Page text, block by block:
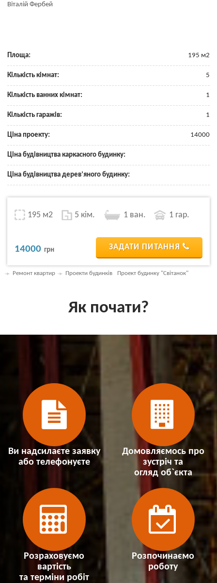
Віталій Фербей
Площа: 195 м2
Кількість кімнат: 5
Кількість ванних кімнат: 1
Кількість гаражів: 1
Ціна проекту: 14000
Ціна будівництва каркасного будинку:
Ціна будівництва дерев’яного будинку:
195 м2 5 кім. 1 ван. 1 гар.
14000 грн ЗАДАТИ ПИТАННЯ
Ремонт квартир Проекти будинків Проект будинку "Світанок"
Як почати?
Ви надсилаєте заявку
або телефонуєте
Домовляємось про
зустріч та
огляд об`єкта
Розраховуємо
вартість
та терміни робіт
Розпочинаємо
роботу